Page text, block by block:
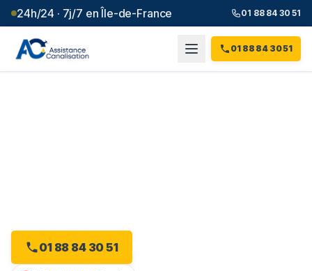
24h/24 · 7j/7 en Île-de-France 01 88 84 30 51
01 88 84 30 51
01 88 84 30 51